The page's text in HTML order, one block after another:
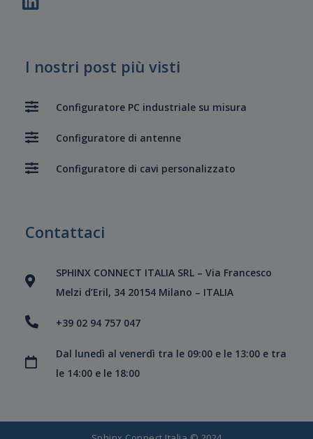
I nostri post più visti
Configuratore PC industriale su misura
Configuratore di antenne
Configuratore di cavi personalizzato
Contattaci
SPHINX CONNECT ITALIA SRL – Via Francesco
Melzi d’Eril, 34 20154 Milano – ITALIA
+39 02 94 757 047
Dal lunedì al venerdì tra le 09:00 e le 13:00 e tra
le 14:00 e le 18:00